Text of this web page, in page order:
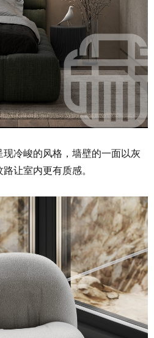
冷峻的风格，墙壁的一面以灰
让室内更有质感。